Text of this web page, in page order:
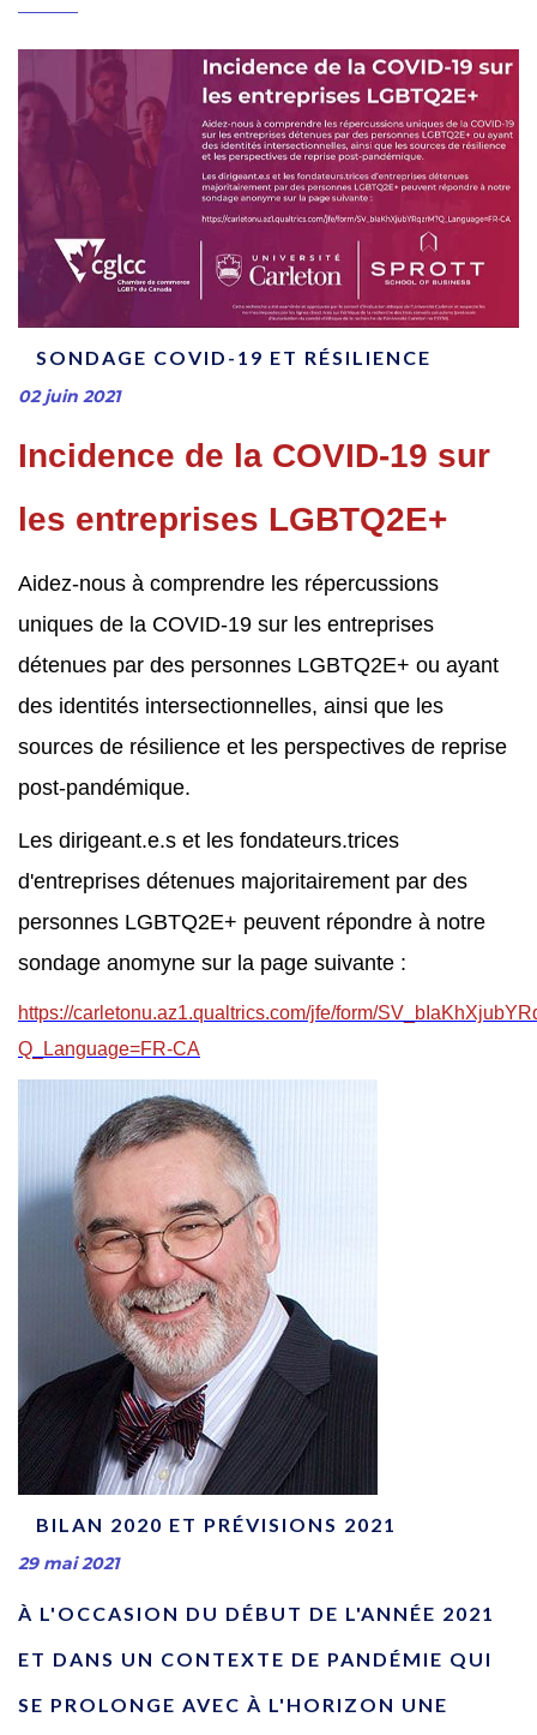
SONDAGE COVID-19 ET RÉSILIENCE
02 juin 2021
Incidence de la COVID-19 sur
les entreprises LGBTQ2E+
Aidez-nous à comprendre les répercussions
uniques de la COVID-19 sur les entreprises
détenues par des personnes LGBTQ2E+ ou ayant
des identités intersectionnelles, ainsi que les
sources de résilience et les perspectives de reprise
post-pandémique.
Les dirigeant.e.s et les fondateurs.trices
d'entreprises détenues majoritairement par des
personnes LGBTQ2E+ peuvent répondre à notre
sondage anomyne sur la page suivante :
https://carletonu.az1.qualtrics.com/jfe/form/
Q_Language=FR-CA
BILAN 2020 ET PRÉVISIONS 2021
29 mai 2021
À L'OCCASION DU DÉBUT DE L'ANNÉE 2021
ET DANS UN CONTEXTE DE PANDÉMIE QUI
SE PROLONGE AVEC À L'HORIZON UNE